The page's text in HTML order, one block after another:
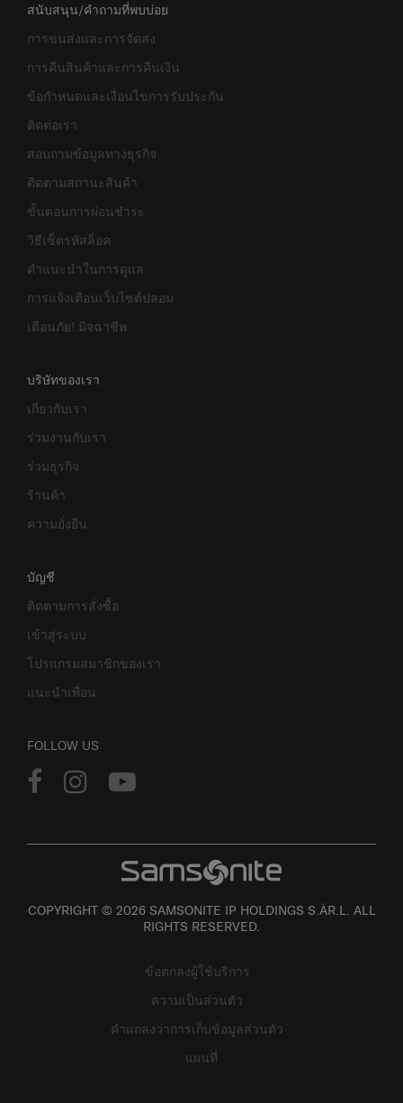
สนับสนุน/คำถามที่พบบ่อย
การขนส่งและการจัดส่ง
การคืนสินค้าและการคืนเงิน
ข้อกำหนดและเงื่อนไขการรับประกัน
ติดต่อเรา
สอบถามข้อมูลทางธุรกิจ
ติดตามสถานะสินค้า
ขั้นตอนการผ่อนชำระ
วิธีเซ็ตรหัสล็อค
คำแนะนำในการดูแล
การแจ้งเตือนเว็บไซต์ปลอม
เตือนภัย! มิจฉาชีพ
บริษัทของเรา
เกี่ยวกับเรา
ร่วมงานกับเรา
ร่วมธุรกิจ
ร้านค้า
ความยั่งยืน
บัญชี
ติดตามการสั่งซื้อ
เข้าสู่ระบบ
โปรแกรมสมาชิกของเรา
แนะนำเพื่อน
FOLLOW US
COPYRIGHT © 2026 SAMSONITE IP HOLDINGS S.ÀR.L. ALL
RIGHTS RESERVED.
ข้อตกลงผู้ใช้บริการ
ความเป็นส่วนตัว
คำแถลงว่าการเก็บข้อมูลส่วนตัว
แผนที่